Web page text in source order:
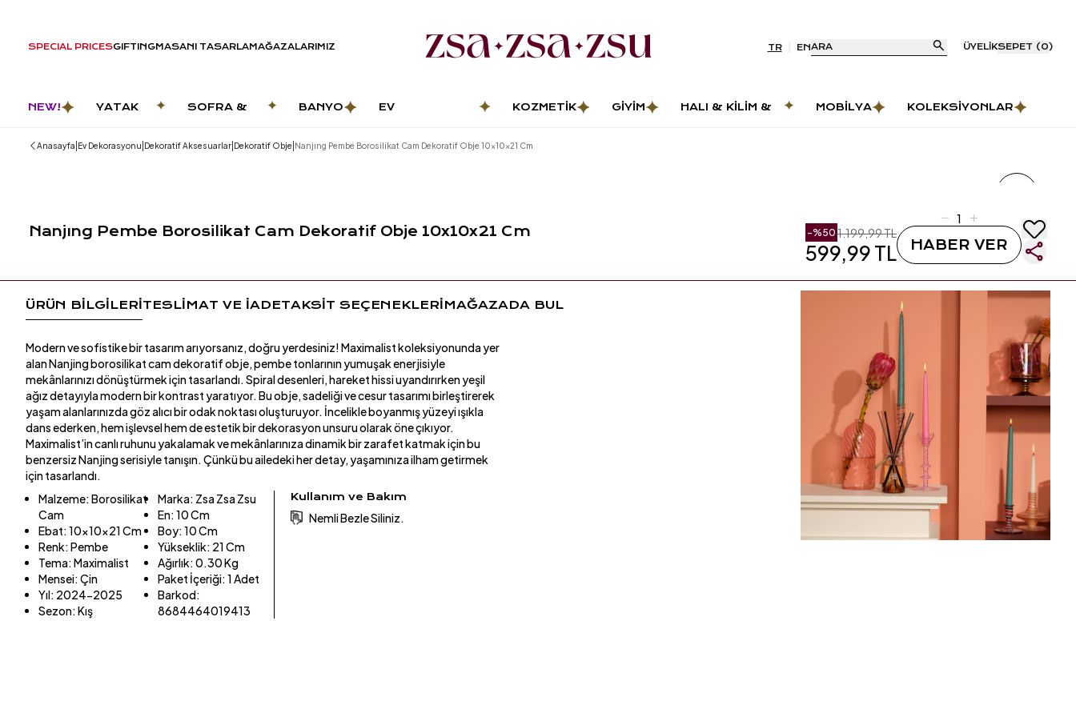
SPECIAL PRICESGIFTINGMASANI TASARLAMAĞAZALARIMIZ TR ENARA ÜYELIKSEPET (0)
NEW!
YATAK
SOFRA &
BANYO
EV
KOZMETIK GIYIM
HALI & KILIM &
MOBILYA KOLEKSIYONLAR
Anasayfa Ev Dekorasyonu Dekoratif Aksesuarlar Dekoratif Obje Nanjıng Pembe Borosilikat Cam Dekoratif Obje 10x10x21 Cm
Nanjıng Pembe Borosilikat Cam Dekoratif Obje 10x10x21 Cm -%50 1.199,99 TL
599,99 TL HABER VER
ÜRÜN BİLGİLERİTESLİMAT VE İADETAKSİT SEÇENEKLERİMAĞAZADA BUL
Modern ve sofistike bir tasarım arıyorsanız, doğru yerdesiniz! Maximalist koleksiyonunda yer
alan Nanjing borosilikat cam dekoratif obje, pembe tonlarının yumuşak enerjisiyle
mekânlarınızı dönüştürmek için tasarlandı. Spiral desenleri, hareket hissi uyandırırken yeşil
ağız detayıyla modern bir kontrast yaratıyor. Bu obje, sadeliği ve cesur tasarımı birleştirerek
yaşam alanlarınızda göz alıcı bir odak noktası oluşturuyor. İncelikle boyanmış yüzeyi ışıkla
dans ederken, hem işlevsel hem de estetik bir dekorasyon unsuru olarak öne çıkıyor.
Maximalist’in canlı ruhunu yakalamak ve mekânlarınıza dinamik bir zarafet katmak için bu
benzersiz Nanjing serisiyle tanışın. Çünkü bu ailedeki her detay, yaşamınıza ilham getirmek
için tasarlandı.
Malzeme:Borosilikat
Cam
Ebat:10x10x21 Cm
Renk:Pembe
Tema:Maximalist
Mensei:Çin
Yıl: 2024-2025
Sezon:Kış
Marka: Zsa Zsa Zsu
En:10 Cm
Boy:10 Cm
Yükseklik: 21 Cm
Ağırlık:0.30 Kg
Paket İçeriği:1 Adet
Barkod:
8684464019413
Kullanım ve Bakım
Nemli Bezle Siliniz.